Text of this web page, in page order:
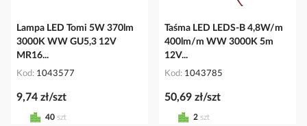
Lampa LED Tomi 5W 370lm
3000K WW GU5,3 12V
MR16...
Kod 1043577
9,74 zł/szt
40 szt
Taśma LED LEDS-B 4,8W/m
400lm/m WW 3000K 5m
12V...
Kod 1043785
50,69 zł/szt
2 szt